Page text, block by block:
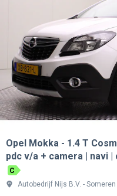
Opel Mokka
1.4 T
pdc v/a + camera | navi
C
Autobedrijf Nijs B.V.
Someren